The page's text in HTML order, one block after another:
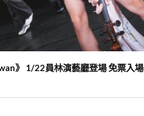
》 1/22員林演藝廳登場 免票入場